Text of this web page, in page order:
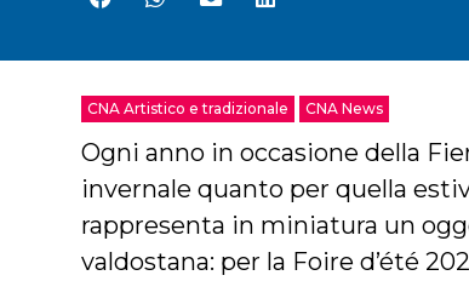
CNA Artistico e tradizionale CNA News
Ogni anno in occasione della
invernale quanto per quella
rappresenta in miniatura un
valdostana: per la Foire d’été